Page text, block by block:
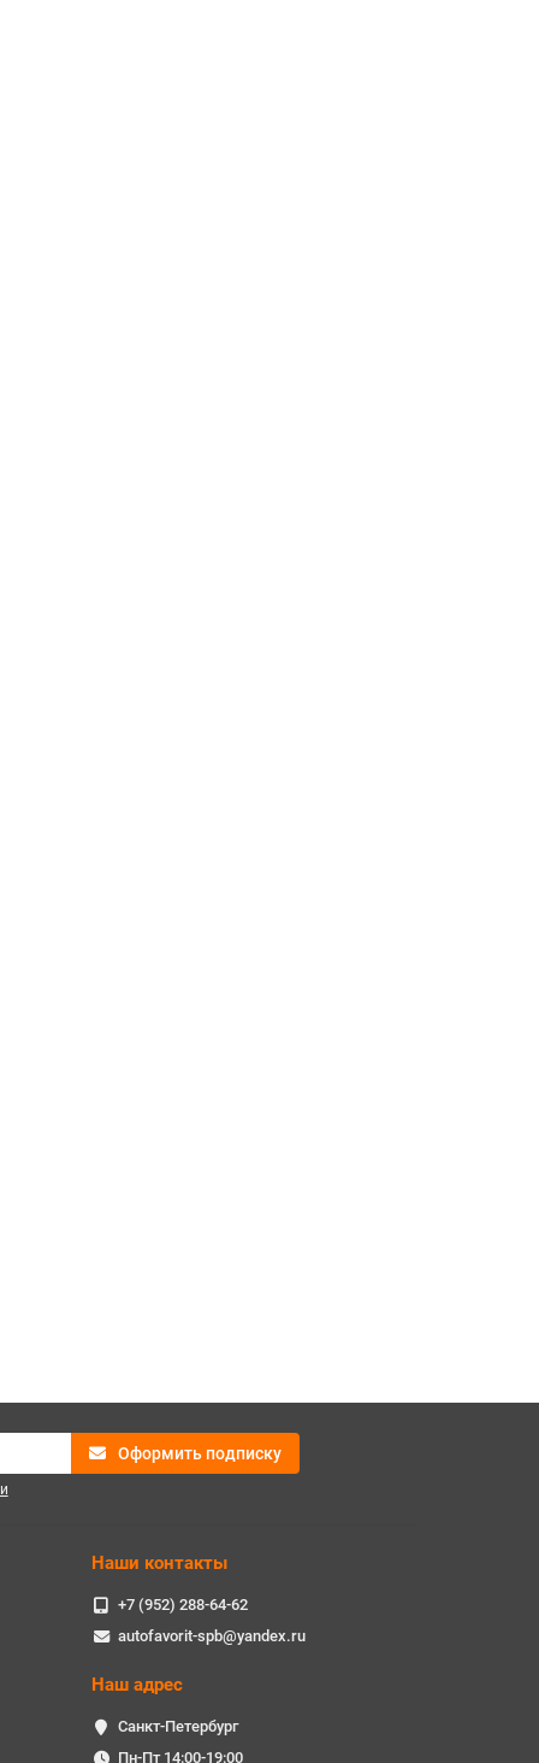
Оформить подписку
Наши контакты
+7 (952) 288-64-62
autofavorit-spb@yandex.ru
Наш адрес
Санкт-Петербург
Пн-Пт 14:00-19:00